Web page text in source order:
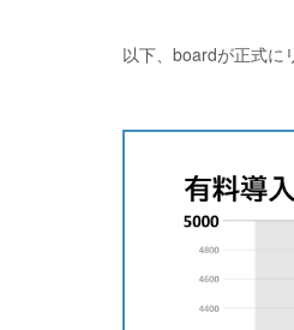
以下、boardが正式に